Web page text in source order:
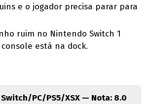
e o jogador precisa parar para
ruim no Nintendo Switch 1
está na dock.
PC/PS5/XSX — Nota: 8.0